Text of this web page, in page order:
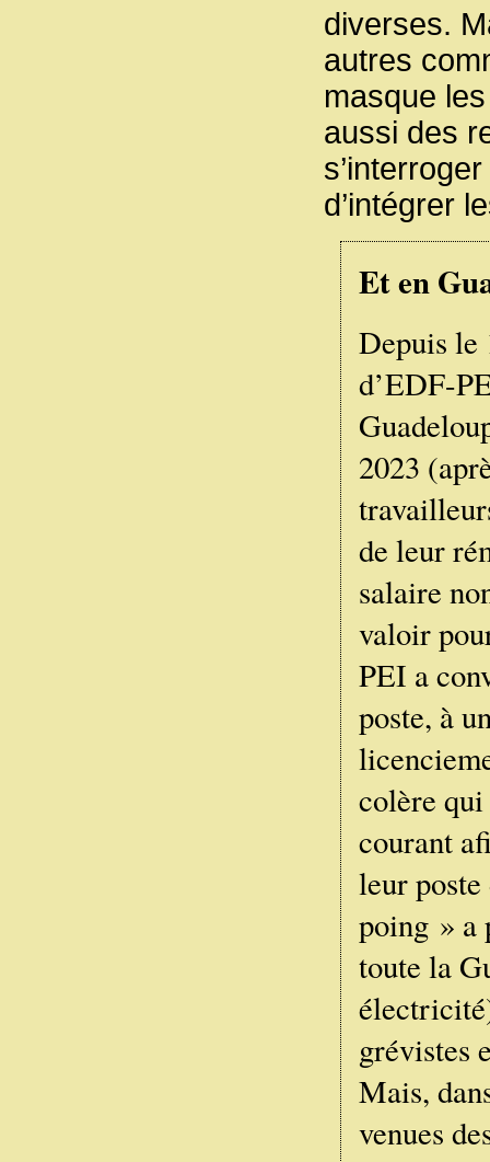
diverses.
autres
masque
aussi des
d’intégrer
Et en
Depuis le
d’EDF-
2023
de leur
salaire
valoir
PEI a
poste, à
colère
courant
leur
poing » a
toute la
grévistes
Mais,
venues